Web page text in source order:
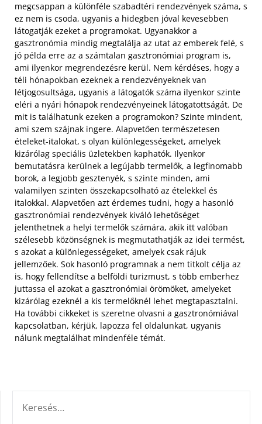
megcsappan a különféle szabadtéri rendezvények száma, s
ez nem is csoda, ugyanis a hidegben jóval kevesebben
látogatják ezeket a programokat. Ugyanakkor a
gasztronómia mindig megtalálja az utat az emberek felé, s
jó példa erre az a számtalan gasztronómiai program is,
ami ilyenkor megrendezésre kerül. Nem kérdéses, hogy a
téli hónapokban ezeknek a rendezvényeknek van
létjogosultsága, ugyanis a látogatók száma ilyenkor szinte
eléri a nyári hónapok rendezvényeinek látogatottságát. De
mit is találhatunk ezeken a programokon? Szinte mindent,
ami szem szájnak ingere. Alapvetően természetesen
ételeket-italokat, s olyan különlegességeket, amelyek
kizárólag speciális üzletekben kaphatók. Ilyenkor
bemutatásra kerülnek a legújabb termelők, a legfinomabb
borok, a legjobb gesztenyék, s szinte minden, ami
valamilyen szinten összekapcsolható az ételekkel és
italokkal. Alapvetően azt érdemes tudni, hogy a hasonló
gasztronómiai rendezvények kiváló lehetőséget
jelenthetnek a helyi termelők számára, akik itt valóban
szélesebb közönségnek is megmutathatják az idei termést,
s azokat a különlegességeket, amelyek csak rájuk
jellemzőek. Sok hasonló programnak a nem titkolt célja az
is, hogy fellendítse a belföldi turizmust, s több emberhez
juttassa el azokat a gasztronómiai örömöket, amelyeket
kizárólag ezeknél a kis termelőknél lehet megtapasztalni.
Ha további cikkeket is szeretne olvasni a gasztronómiával
kapcsolatban, kérjük, lapozza fel oldalunkat, ugyanis
nálunk megtalálhat mindenféle témát.